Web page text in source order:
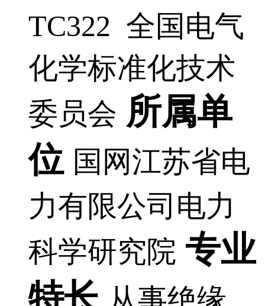
TC322 全国电气
化学标准化技术
委员会 所属单
位 国网江苏省电
力有限公司电力
科学研究院 专业
特长